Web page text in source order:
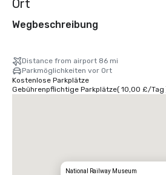
Ort
Wegbeschreibung
Distance from airport 86 mi
Parkmöglichkeiten vor Ort
Kostenlose Parkplätze
Gebührenpflichtige Parkplätze( 10,00 £/Tag
National Railway Museum